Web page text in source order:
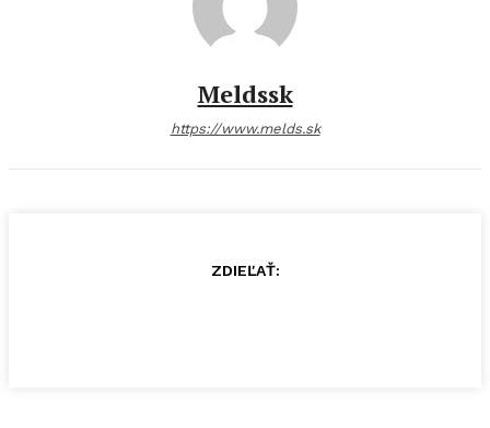
Meldssk
https://www.melds.sk
ZDIEĽAŤ: